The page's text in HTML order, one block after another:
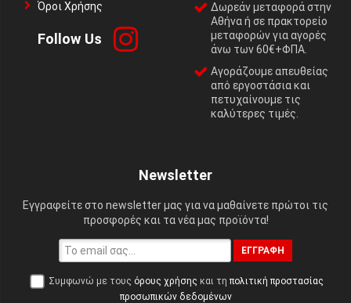
Όροι Χρήσης
Follow Us
Δωρεάν μεταφορά στην
Αθήνα ή σε πρακτορείο
μεταφορών για αγορές
άνω των 60€+ΦΠΑ.
Αγοράζουμε απευθείας
από εργοστάσια και
πετυχαίνουμε τις
καλύτερες τιμές.
Newsletter
Εγγραφείτε στο newsletter μας για να μαθαίνετε πρώτοι τις
προσφορές και τα νέα μας προϊόντα!
ΕΓΓΡΑΦΉ
Συμφωνώ με τους όρους χρήσης και τη πολιτική προστασίας
προσωπικών δεδομένων